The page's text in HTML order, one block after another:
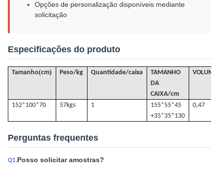
Opções de personalização disponíveis mediante
solicitação
Especificações do produto
Tamanho(cm) Peso/kg Quantidade/caixa
TAMANHO
DA
CAIXA/cm
VOLUME
152*100*70 57kgs 1
155*55*45
+35*35*130
0,47
Perguntas frequentes
Q1.Posso solicitar amostras?